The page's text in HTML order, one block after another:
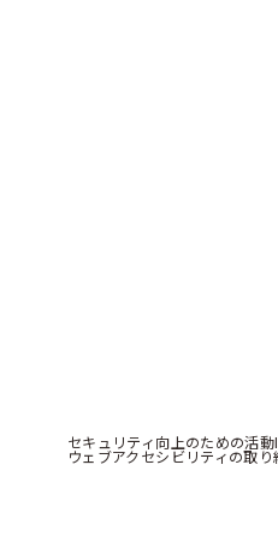
セキュリティ向上のための活動
ウェブアクセシビリティの取